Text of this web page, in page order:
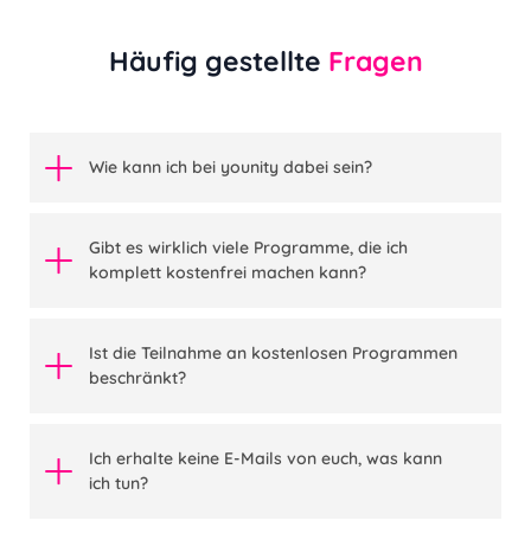
Häufig gestellte Fragen
Wie kann ich bei younity dabei sein?
Gibt es wirklich viele Programme, die ich
komplett kostenfrei machen kann?
Ist die Teilnahme an kostenlosen Programmen
beschränkt?
Ich erhalte keine E-Mails von euch, was kann
ich tun?